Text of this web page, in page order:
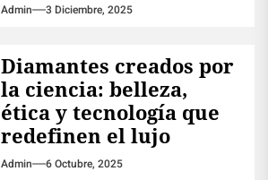
Admin 3 Diciembre, 2025
Diamantes creados por
la ciencia: belleza,
ética y tecnología que
redefinen el lujo
Admin 6 Octubre, 2025